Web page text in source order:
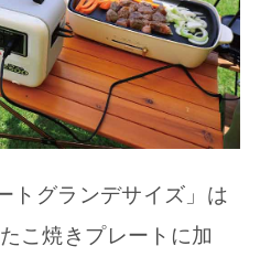
トグランデサイズ」は
こ焼きプレートに加